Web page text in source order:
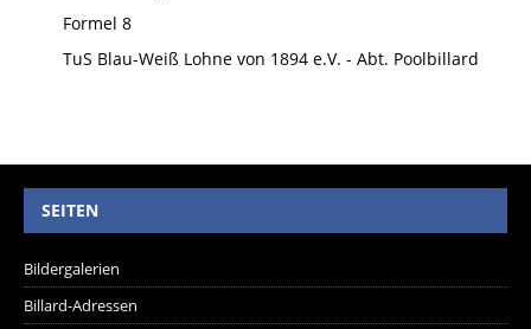
Formel 8
TuS Blau-Weiß Lohne von 1894 e.V. - Abt. Poolbillard
SEITEN
Bildergalerien
Billard-Adressen